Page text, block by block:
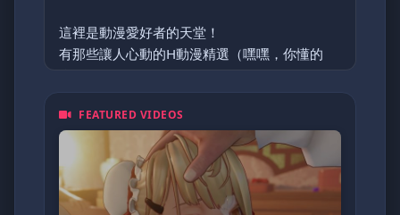
這裡是動漫愛好者的天堂！
有那些讓人心動的H動漫精選（嘿嘿，你懂的
主要分類:
裏番、泡麵番、同人作品、Cosplay
無論你是資深二次元住民，
還是剛入坑的新手，動漫鴿都歡迎你一起來嗨！
💥
FEATURED VIDEOS